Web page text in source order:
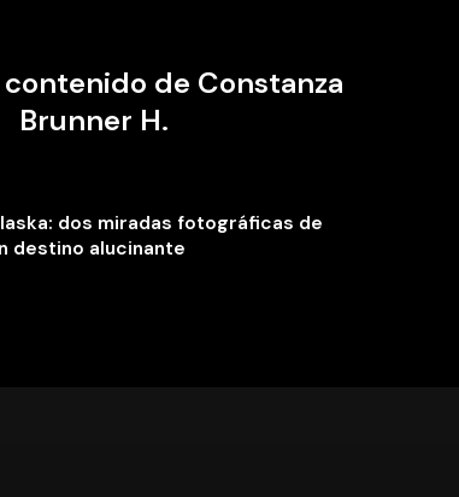
de Constanza
Brunner H.
dos miradas fotográficas de
destino alucinante